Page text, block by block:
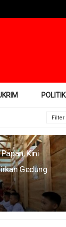
Filter
Kini
Gedung
POLITIK